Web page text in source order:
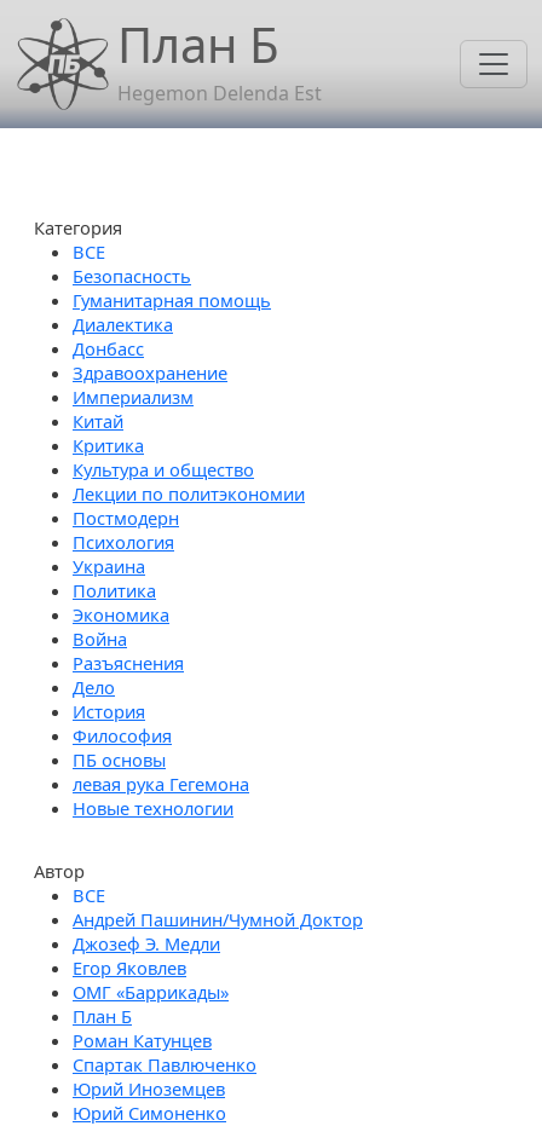
Перейти к основному содержанию
План Б
Hegemon Delenda Est
Категория
Безопасность
Гуманитарная помощь
Диалектика
Донбасс
Здравоохранение
Империализм
Китай
Критика
Культура и общество
Лекции по политэкономии
Постмодерн
Психология
Украина
Политика
Экономика
Война
Разъяснения
Дело
История
Философия
ПБ основы
левая рука Гегемона
Новые технологии
Автор
Андрей Пашинин/Чумной Доктор
Джозеф Э. Медли
Егор Яковлев
ОМГ «Баррикады»
План Б
Роман Катунцев
Спартак Павлюченко
Юрий Иноземцев
Юрий Симоненко